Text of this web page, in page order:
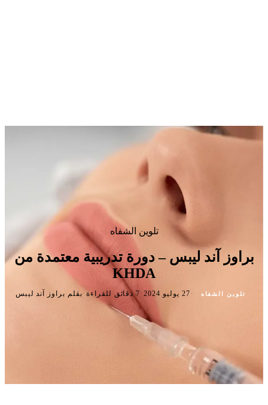
تلوين الشفاه
براوز آند ليبس – دورة تدريبية معتمدة من
KHDA
تلوين الشفاه ·27 يوليو 2024 ·7 دقائق للقراءة ·بقلم براوز آند ليبس